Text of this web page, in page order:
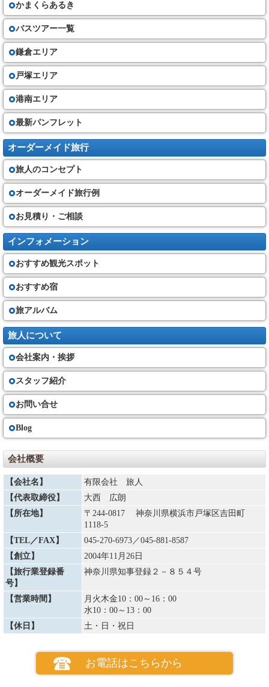
①他の旅行者に迷惑を及ぼし、又は団体旅行の円滑な実施を妨げるおそ
れがあると当社が判断するとき。
②お客さまが暴力団員、暴力団準構成員、暴力団関係者、暴力団関係企業
③お客さまが当社に対して暴力的な要求行為、不当な要求行為、取引に関
して脅迫的な言動若しくは暴力を用いる行為又はこれらに準ずる行為を行
ったとき。
④お客さまが風説を流布し、偽計を用い若しくは威力を用いて当社の信用
を毀損し若しくは当社の業務を妨害する行為又はこれらに準ずる行為を行
ったとき。
⑤その他当社の業務上の都合で、お申込みをお断りすることがあります。
旅行代金
（４）旅行開始日までの契約書面に記載する期日までに、当社に対し、契
約書面に記載する金額の旅行代金を支払って頂きます。（最終書面の作成
時期時点で運賃・料金を基準と致します）
（５）旅行代金に含まれるもの
①旅行日程に明示した運送機関の運賃・料金(普通席)
②旅行日程に明示した宿泊の代金及び税・サービス料、食事の代金及びー
税・サービス料、観光の代金(入場料金・ガイド料金)
③添乗サービス代金
その他は旅行代金に含まれません。
契約の成立と契約書面・確定書面の交付
（６）旅行契約は、当社が契約の締結を承諾し、旅行代金を受領した時に
成立するものとします。
①当社は、旅行契約が成立した場合は速やかに、旅行日程、旅行サービス
の内容、旅行代金その他の旅行条件及び当社の責任に関する事項を記載し
た書面（以下「契約書面」という）を お客さまにお渡します。
②契約書面で、確定された旅行日程又は運送若しくは宿泊機関の名称が記
載できない場合には、これらの確定状況を記載した書面（最終日程表）
（以下「確定書面」という）を旅行開始日の前日までに交付いたします。
但し、旅行開始日の前日から起算してさかのぼって７日前に当る日以降に
旅行契約の申込みがなされた場合は、旅行開始日当日に確定書面を交付す
る場合があります。また、交付期日前であってもお問い合わせいただけれ
ば当社は手配状況についてご説明いたします。
お客様の交替
（７）お客さまは、当社の承諾を得て、契約上の地位を第三者に譲り渡す
ことができます。場合によっては、所定の手数料を頂く事がございます。
旅行契約内容・代金の変更
の中止、官公署の命令、当初の運行計画によらない運送サービスの提供そ
の他の当社の関与できない事由が生じた場合、契約内容を変更することが
あります。またその変更に伴い旅行代金を変更することがあります。著し
い経済情勢の変動により通常予想される程度を大幅に超えて利用する運送
機関の運賃・料金の改定があった場合は、旅行代金を変更することがあり
ます。増額の場合は旅行開始日の前日から起算してさかのぼって１５日目
にあたる日より前にお知らせします。
②複数人数で宿泊施設等を利用する場合、申し込んだお客様の一方が契約
を解除したために旅行代金を増額する場合、契約を解除したお客様から取
消料を申し受けるほか、参加されるお客様から追加代金を申し受けます。
③減額する場合は運賃・料金の減少額だけ旅行代金を減額します。なお、
払戻すべき金額が生じる場合は、契約書面に記載した旅行終了日の翌日か
ら起算して30日以内に払戻しいたします。
お客様による旅行契約の解除
（８）お客様は、下記の取消料を支払って旅行契約を解除することができ
ます。
①取消料の対象となる旅行代金とは表記の旅行代金に追加代金を加え
た合計額です。
かまくらあるき
バスツアー一覧
鎌倉エリア
戸塚エリア
港南エリア
最新パンフレット
オーダーメイド旅行
旅人のコンセプト
オーダーメイド旅行例
お見積り・ご相談
インフォメーション
おすすめ観光スポット
おすすめ宿
旅アルバム
旅人について
会社案内・挨拶
スタッフ紹介
お問い合せ
Blog
会社概要
【会社名】
有限会社 旅人
【代表取締役】
大西 広朗
【所在地】
〒244-0817 神奈川県横浜市戸塚区吉田町
1118-5
【TEL／FAX】
045-270-6973／045-881-8587
【創立】
2004年11月26日
【旅行業登録番
号】
神奈川県知事登録２－８５４号
【営業時間】
月火木金10：00～16：00
水10：00～13：00
【休日】
土・日・祝日
お電話はこちらから